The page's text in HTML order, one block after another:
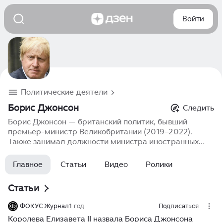
Войти
Политические деятели
Борис Джонсон
Следить
Борис Джонсон — британский политик, бывший
премьер-министр Великобритании (2019–2022).
Также занимал должности министра иностранных
один из главных идеологов выхода Великобритании из
Европейского союза. Во время пандемии
жесткие санитарные меры и был сторонником
вакцинации, сам привившись перед телекамерами. В
годы пандемии правительство добилось того, что
Главное Статьи Видео Ролики
Статьи
ФОКУС Журнал1 год Подписаться
Королева Елизавета II назвала Бориса Джонсона